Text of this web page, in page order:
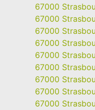
67000
67000
67000
67000
67000
67000
67000
67000
67000